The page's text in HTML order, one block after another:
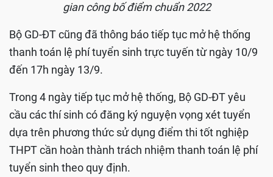
gian công bố điểm chuẩn 2022
Bộ GD-ĐT cũng đã thông báo tiếp tục mở hệ thống
thanh toán lệ phí tuyển sinh trực tuyến từ ngày 10/9
đến 17h ngày 13/9.
Trong 4 ngày tiếp tục mở hệ thống, Bộ GD-ĐT yêu
cầu các thí sinh có đăng ký nguyện vọng xét tuyển
dựa trên phương thức sử dụng điểm thi tốt nghiệp
THPT cần hoàn thành trách nhiệm thanh toán lệ phí
tuyển sinh theo quy định.